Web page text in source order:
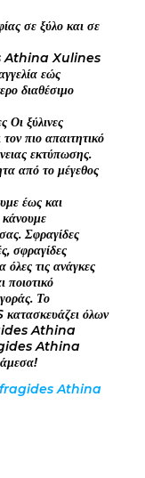
σε ξύλο και σε
Athina Xulines
εώς
διαθέσιμο
Οι ξύλινες
πιο απαιτητικό
εκτύπωσης.
από το μέγεθος
έως και
Σφραγίδες
σφραγίδες
όλες τις ανάγκες
ποιοτικό
Το
όλων
Athina
Athina
Sfragides Athina